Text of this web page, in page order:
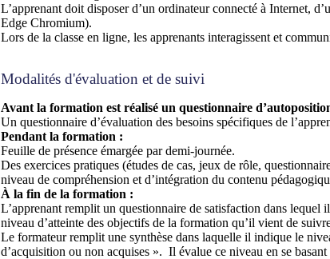
L’apprenant doit disposer d’un ordinateur connecté à Internet,
Edge Chromium).
Lors de la classe en ligne, les apprenants interagissent et
Modalités d'évaluation et de suivi
Avant la formation est réalisé un questionnaire d’
Un questionnaire d’évaluation des besoins spécifiques de
Pendant la formation :
Feuille de présence émargée par demi-journée.
Des exercices pratiques (études de cas, jeux de rôle,
niveau de compréhension et d’intégration du contenu
À la fin de la formation :
L’apprenant remplit un questionnaire de satisfaction dans lequel
niveau d’atteinte des objectifs de la formation qu’il vient de
Le formateur remplit une synthèse dans laquelle il indique le
d’acquisition ou non acquises ». Il évalue ce niveau en se